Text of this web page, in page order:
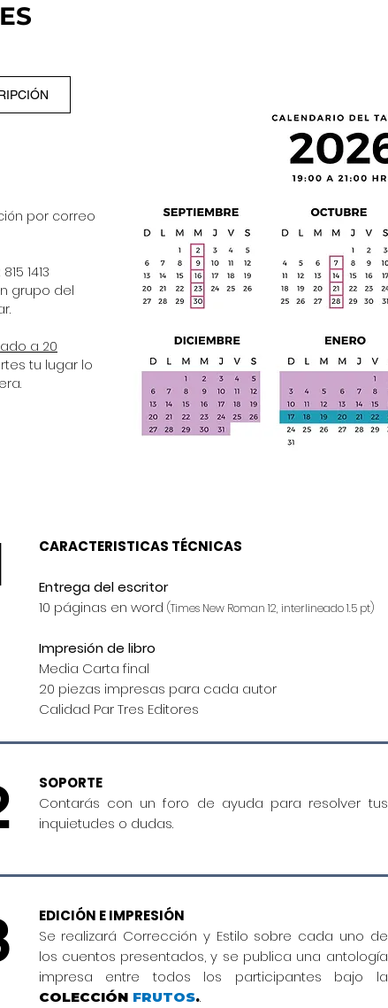
por correo
1413
grupo del
a 20
tu lugar lo
CARACTERISTICAS TÉCNICAS
Entrega del escritor
10 páginas en word (Times New Roman 12, interlineado 1.5 pt)
Impresión de libro
Media Carta final
20 piezas impresas para cada autor
Calidad Par Tres Editores
SOPORTE
Contarás con un foro de ayuda para resolver tus
inquietudes o dudas.
EDICIÓN E IMPRESIÓN
Se realizará Corrección y Estilo sobre cada uno de
los cuentos presentados, y se publica una antología
impresa entre todos los participantes bajo la
COLECCIÓN FRUTOS..